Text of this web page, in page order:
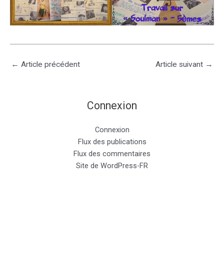
← Article précédent Article suivant →
Connexion
Connexion
Flux des publications
Flux des commentaires
Site de WordPress-FR